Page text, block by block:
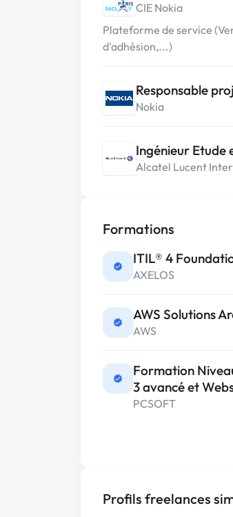
CIE Nokia
Plateforme de service
d'adhésion,...)
Responsable
Nokia
Ingénieur Etude
Alcatel Lucent
Formations
ITIL® 4
AXELOS
AWS Solutions
AWS
Formation
3 avancé et
PCSOFT
Profils freelances